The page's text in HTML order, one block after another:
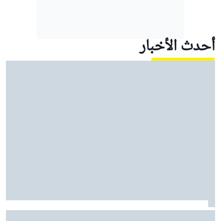
أحدث الأخبار
موتو جي بي: مارتين يقود أبريليا إلى ثلاثية في السباق